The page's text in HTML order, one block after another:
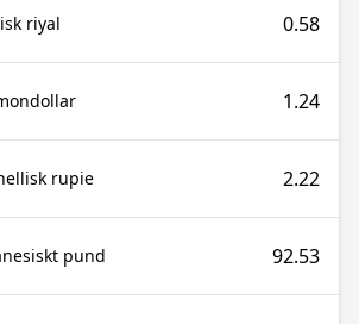
riyal 0.58
1.24
rupie 2.22
pund 92.53